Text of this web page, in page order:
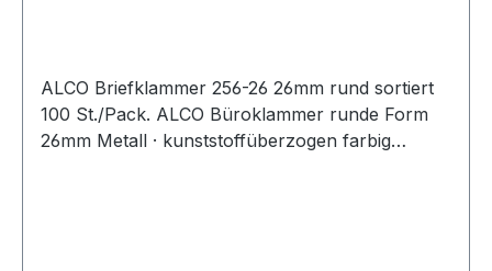
ALCO Briefklammer 256-26 26mm rund sortiert
100 St./Pack. ALCO Büroklammer runde Form
26mm Metall · kunststoffüberzogen farbig